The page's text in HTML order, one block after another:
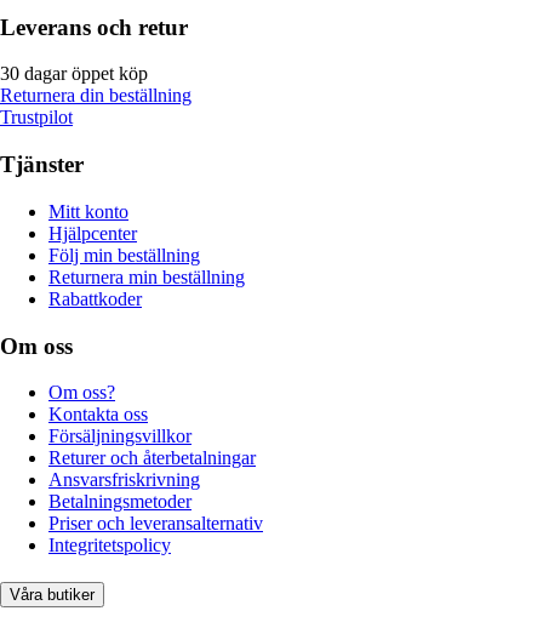
Leverans och retur
30 dagar öppet köp
Returnera din beställning
Trustpilot
Tjänster
Mitt konto
Hjälpcenter
Följ min beställning
Returnera min beställning
Rabattkoder
Om oss
Om oss?
Kontakta oss
Försäljningsvillkor
Returer och återbetalningar
Ansvarsfriskrivning
Betalningsmetoder
Priser och leveransalternativ
Integritetspolicy
Våra butiker